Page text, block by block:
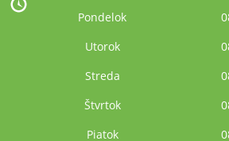
Pondelok
Utorok
Streda
Štvrtok
Piatok